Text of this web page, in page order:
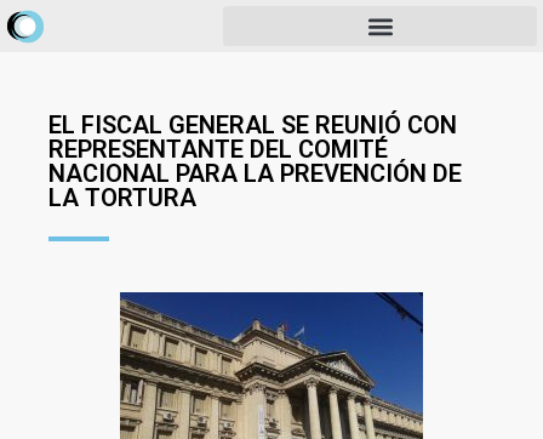
EL FISCAL GENERAL SE REUNIÓ CON
REPRESENTANTE DEL COMITÉ
NACIONAL PARA LA PREVENCIÓN DE
LA TORTURA